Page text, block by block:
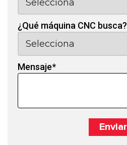
¿Qué máquina CNC busca?
Mensaje*